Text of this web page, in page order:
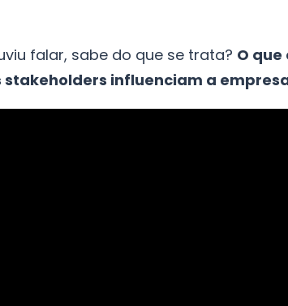
falar, sabe do que se trata? O que
stakeholders influenciam a